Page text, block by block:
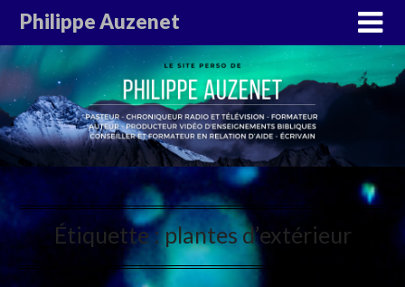
Philippe Auzenet
Étiquette :plantes d’extérieur